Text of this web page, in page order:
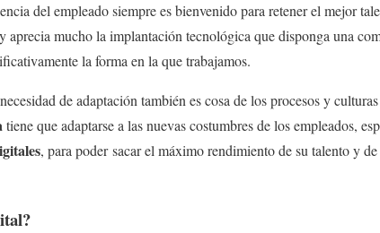
del empleado siempre es bienvenido para retener el mejor
aprecia mucho la implantación tecnológica que disponga una
la forma en la que trabajamos.
de adaptación también es cosa de los procesos y
tiene que adaptarse a las nuevas costumbres de los empleados,
, para poder sacar el máximo rendimiento de su talento y